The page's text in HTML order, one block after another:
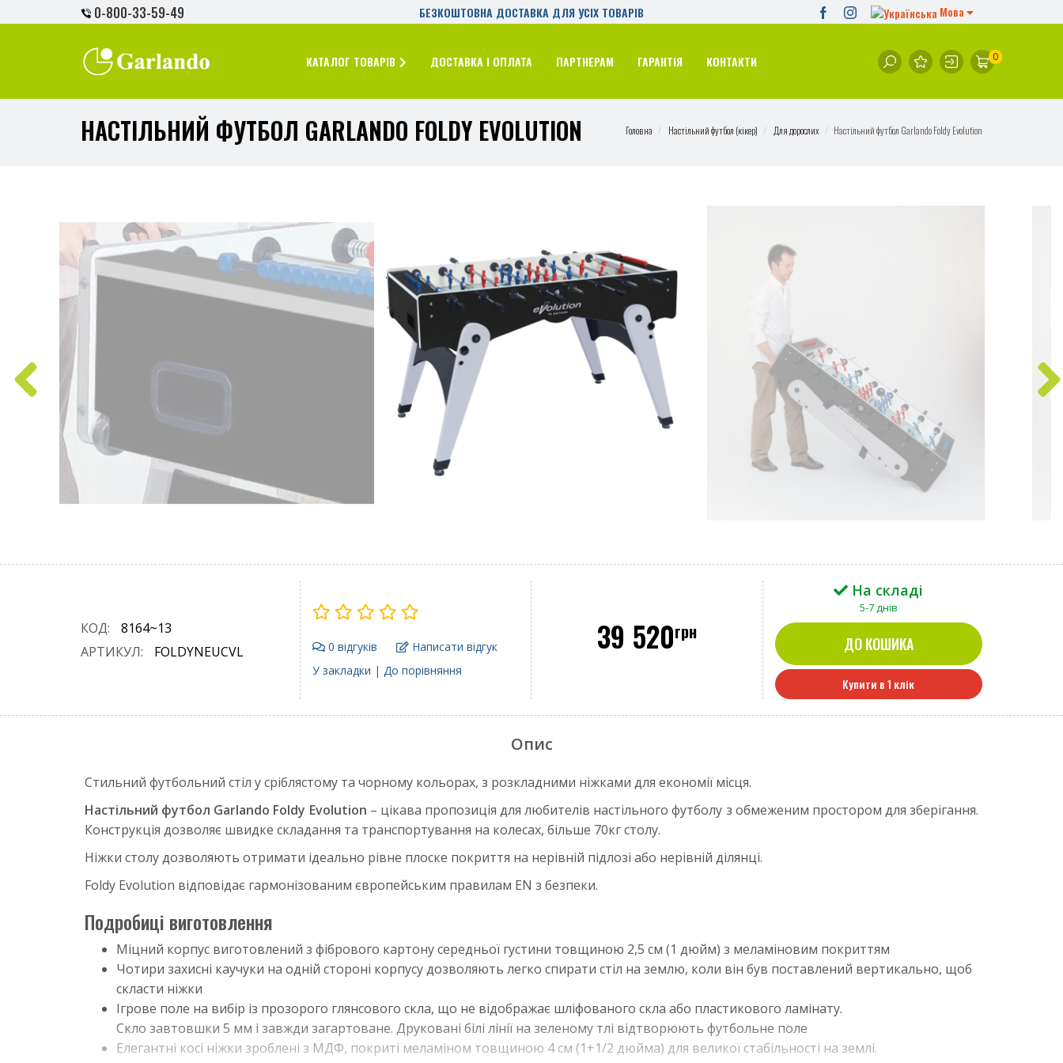
0-800-33-59-49 БЕЗКОШТОВНА ДОСТАВКА ДЛЯ УСІХ ТОВАРІВ Мова
КАТАЛОГ ТОВАРІВ ДОСТАВКА І ОПЛАТА ПАРТНЕРАМ ГАРАНТІЯ КОНТАКТИ 0
Головна Настільний футбол (кікер) Для дорослих Настільний футбол Garlando Foldy Evolution
НАСТІЛЬНИЙ ФУТБОЛ GARLANDO FOLDY EVOLUTION
КОД:
8164~13
АРТИКУЛ:
FOLDYNEUCVL 0 відгуків
Написати відгук
У закладки | До порівняння
39 520грн
На складі
5-7 днів
ДО КОШИКА
Купити в 1 клік
Опис
Стильний футбольний стіл у сріблястому та чорному кольорах, з розкладними ніжками для економії місця.
Настільний футбол Garlando Foldy Evolution – цікава пропозиція для любителів настільного футболу з обмеженим простором для зберігання.
Конструкція дозволяє швидке складання та транспортування на колесах, більше 70кг столу.
Ніжки столу дозволяють отримати ідеально рівне плоске покриття на нерівній підлозі або нерівній ділянці.
Foldy Evolution відповідає гармонізованим європейським правилам EN з безпеки.
Подробиці виготовлення
Міцний корпус виготовлений з фібрового картону середньої густини товщиною 2,5 см (1 дюйм) з меламіновим покриттям
Чотири захисні каучуки на одній стороні корпусу дозволяють легко спирати стіл на землю, коли він був поставлений вертикально, щоб
скласти ніжки
Ігрове поле на вибір із прозорого глянсового скла, що не відображає шліфованого скла або пластикового ламінату.
Скло завтовшки 5 мм і завжди загартоване. Друковані білі лінії на зеленому тлі відтворюють футбольне поле
Елегантні косі ніжки зроблені з МДФ, покриті меламіном товщиною 4 см (1+1/2 дюйма) для великої стабільності на землі.